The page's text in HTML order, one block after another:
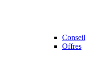
Conseil
Offres